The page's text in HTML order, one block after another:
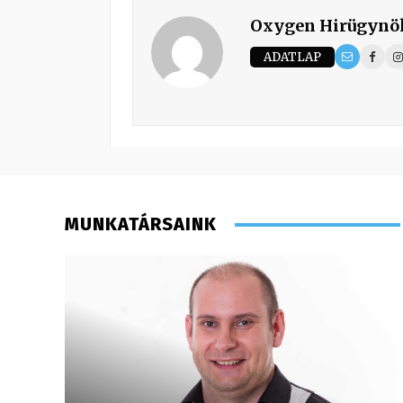
Oxygen
ADATLAP
MUNKATÁRSAINK